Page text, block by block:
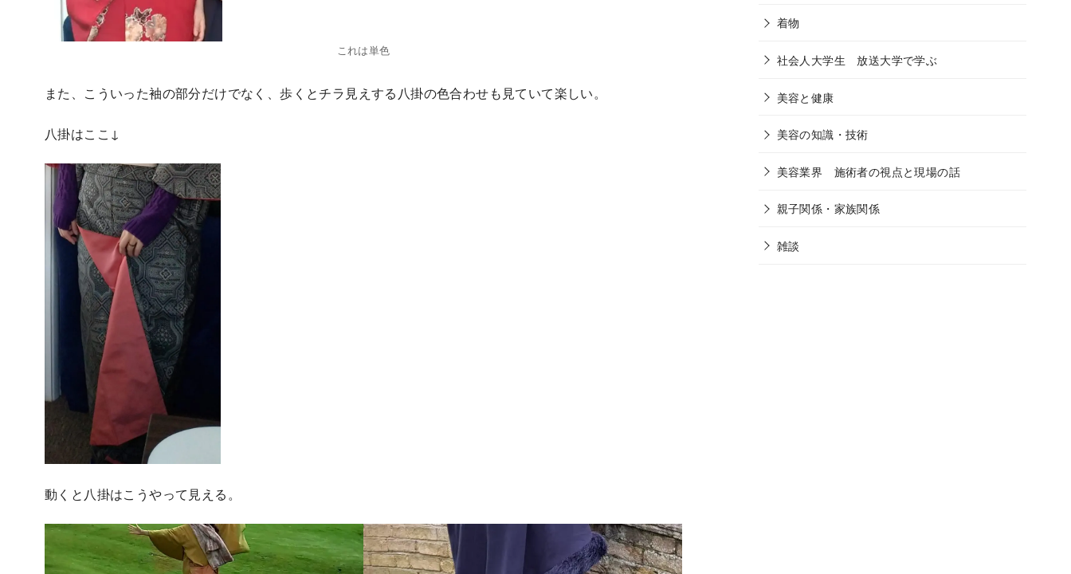
これは単色
また、こういった袖の部分だけでなく、歩くとチラ見えする八掛の色合わせも見ていて楽しい。
八掛はここ↓
動くと八掛はこうやって見える。
着物
社会人大学生 放送大学で学ぶ
美容と健康
美容の知識・技術
美容業界 施術者の視点と現場の話
親子関係・家族関係
雑談